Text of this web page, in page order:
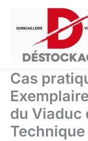
contenu
Cas
du Viaduc